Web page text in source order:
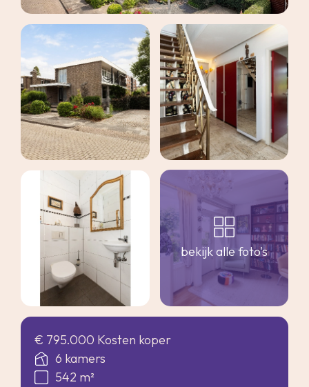
bekijk alle foto's
€ 795.000 Kosten koper
6 kamers
542 m²